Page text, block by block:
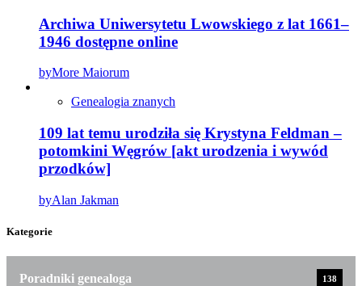
Archiwa Uniwersytetu Lwowskiego z lat 1661–
1946 dostępne online
byMore Maiorum
Genealogia znanych
109 lat temu urodziła się Krystyna Feldman –
potomkini Węgrów [akt urodzenia i wywód
przodków]
byAlan Jakman
Kategorie
Poradniki genealoga 138